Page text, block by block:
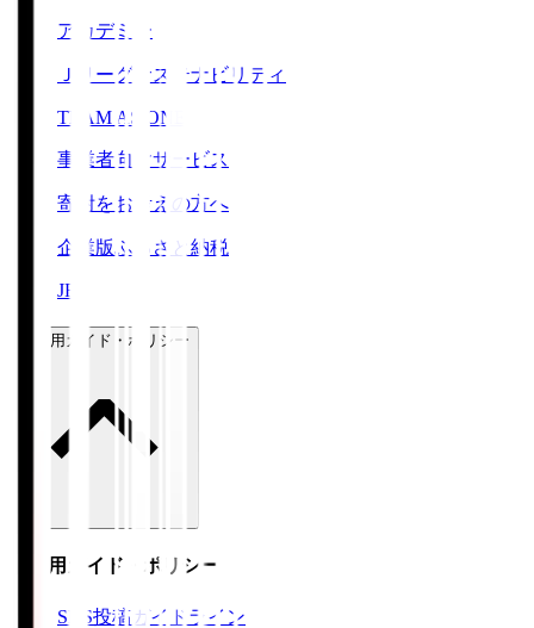
アカデミー
Ｊリーグサステナビリティ
TEAM AS ONE
事業者向けサービス
寄附をお考えの方へ
企業版ふるさと納税
JFA
ご利用ガイド・ポリシー
ご利用ガイド・ポリシー
SNS投稿ガイドライン